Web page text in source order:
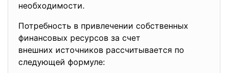
необходимости.
Потребность в привлечении собственных
финансовых ресурсов за счет
внешних источников рассчитывается по
следующей формуле: